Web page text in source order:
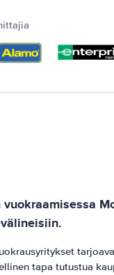
tapa tutustua